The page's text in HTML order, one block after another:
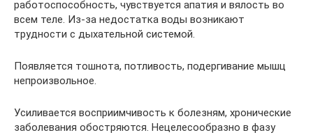
работоспособность, чувствуется апатия и вялость во
всем теле. Из-за недостатка воды возникают
трудности с дыхательной системой.
Появляется тошнота, потливость, подергивание мышц
непроизвольное.
Усиливается восприимчивость к болезням, хронические
заболевания обостряются. Нецелесообразно в фазу